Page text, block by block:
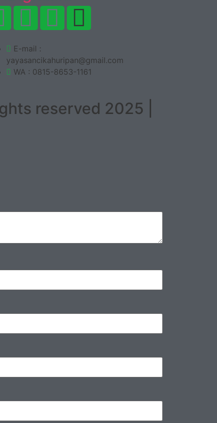
E-mail :
yayasancikahuripan@gmail.com
WA : 0815-8653-1161
reserved 2025 |